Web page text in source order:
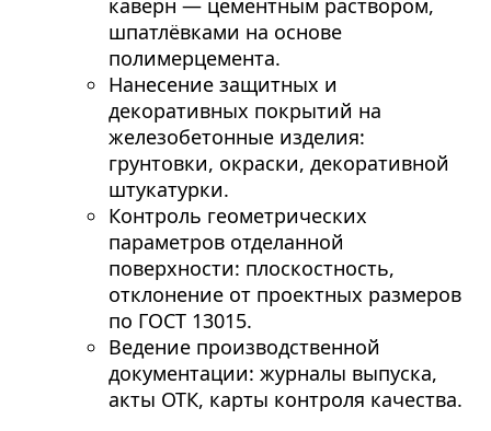
каверн — цементным раствором,
шпатлёвками на основе
полимерцемента.
Нанесение защитных и
декоративных покрытий на
железобетонные изделия:
грунтовки, окраски, декоративной
штукатурки.
Контроль геометрических
параметров отделанной
поверхности: плоскостность,
отклонение от проектных размеров
по ГОСТ 13015.
Ведение производственной
документации: журналы выпуска,
акты ОТК, карты контроля качества.